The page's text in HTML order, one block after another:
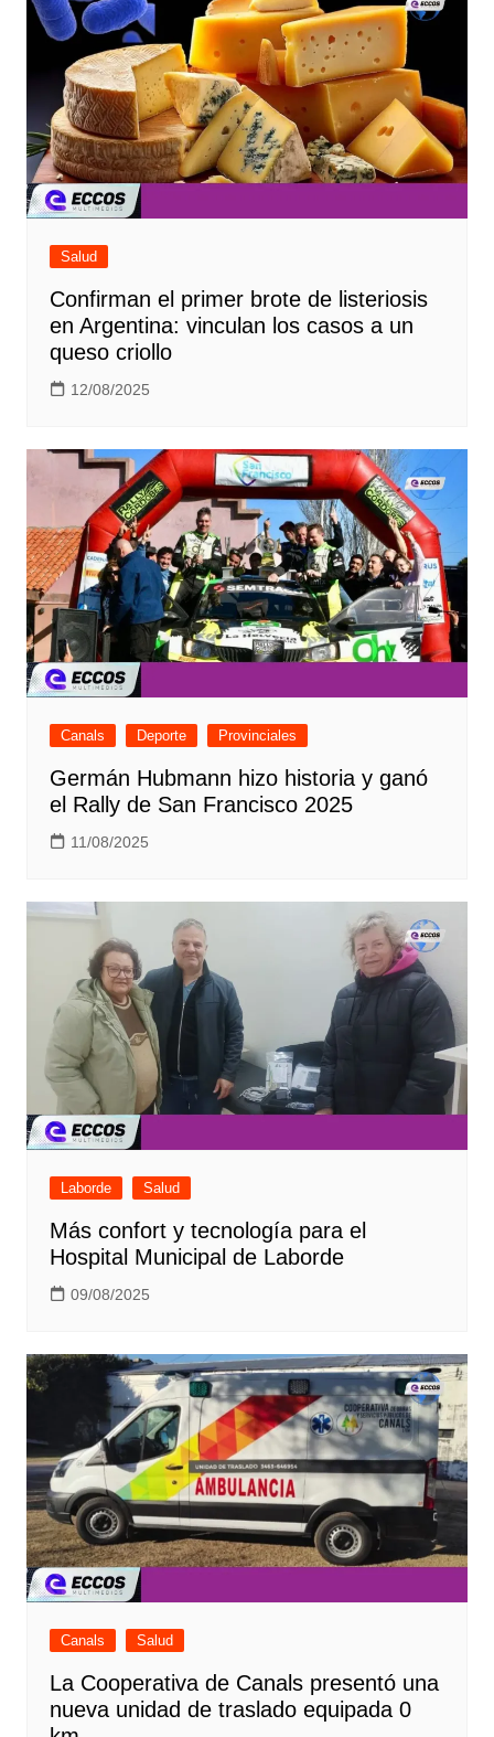
Salud
Confirman el primer brote de listeriosis
en Argentina: vinculan los casos a un
queso criollo
12/08/2025
Canals Deporte Provinciales
Germán Hubmann hizo historia y ganó
el Rally de San Francisco 2025
11/08/2025
Laborde Salud
Más confort y tecnología para el
Hospital Municipal de Laborde
09/08/2025
Canals Salud
La Cooperativa de Canals presentó una
nueva unidad de traslado equipada 0